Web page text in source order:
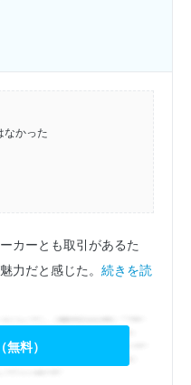
なかった
カーとも取引があるた
力だと感じた。 続きを読
料）